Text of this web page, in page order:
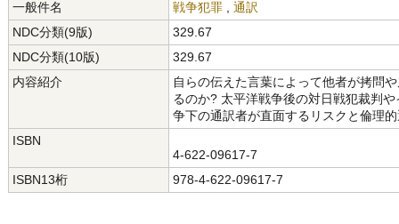
一般件名
戦争犯罪
通訳
NDC分類(9版)
329.67
NDC分類(10版)
329.67
内容紹介
自らの伝えた言葉によって他者が拷問
るのか? 太平洋戦争後の対日戦犯裁判
争下の通訳者が直面するリスクと倫理
ISBN
4-622-09617-7
ISBN13桁
978-4-622-09617-7